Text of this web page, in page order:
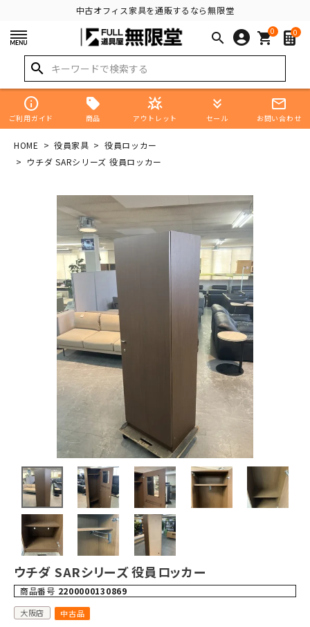
中古オフィス家具を通販するなら無限堂
search 0
shopping_cart 0
search
info
ご利用ガイド 商品
star_shine
アウトレット
keyboard_double_arrow_down
セール
mail_outline
お問い合わせ
HOME 役員家具
役員ロッカー
ウチダ SARシリーズ 役員ロッカー
ウチダ SARシリーズ 役員ロッカー
商品番号 2200000130869
大阪店 中古品